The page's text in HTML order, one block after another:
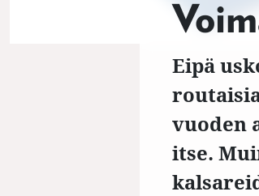
Eipä
vuoden
itse.